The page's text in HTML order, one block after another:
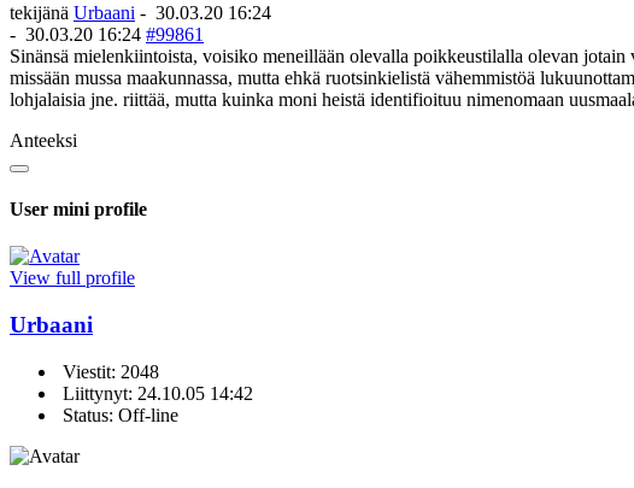
tekijänä Urbaani - 30.03.20 16:24
- 30.03.20 16:24 #99861
Sinänsä mielenkiintoista, voisiko meneillään olevalla poikkeustilalla olevan
missään mussa maakunnassa, mutta ehkä ruotsinkielistä vähemmistöä
lohjalaisia jne. riittää, mutta kuinka moni heistä identifioituu nimenomaan
Anteeksi
User mini profile
View full profile
Urbaani
Viestit: 2048
Liittynyt: 24.10.05 14:42
Status: Off-line